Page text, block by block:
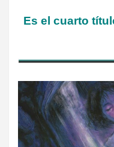
Es el cuarto